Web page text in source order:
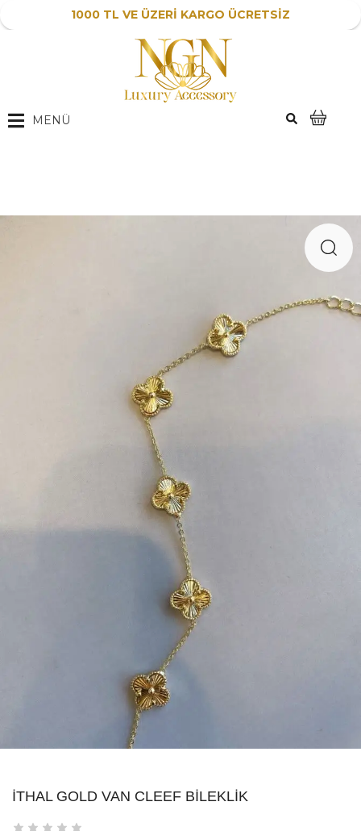
1000 TL VE ÜZERİ KARGO ÜCRETSİZ
MENÜ
İTHAL GOLD VAN CLEEF BILEKLIK